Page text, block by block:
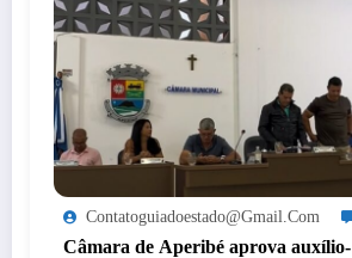
Contatoguiadoestado@gmail.com
Câmara de Aperibé aprova auxílio-